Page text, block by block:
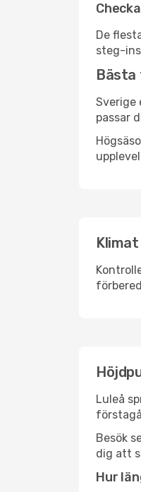
De
steg-
Bästa
Sverige
passar
Luleå
Besök
dig att
Hur